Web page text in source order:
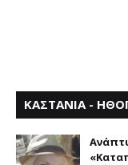
ΚΑΣΤΑΝΙΑ -